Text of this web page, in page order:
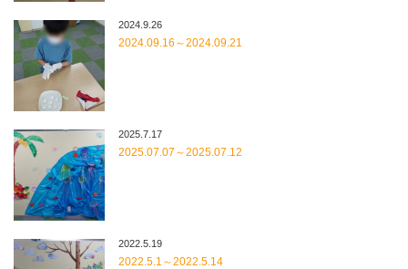
2024.9.26
2024.09.16～2024.09.21
2025.7.17
2025.07.07～2025.07.12
2022.5.19
2022.5.1～2022.5.14